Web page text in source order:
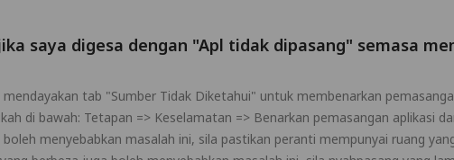
saya digesa dengan "Apl tidak dipasang" semasa
tab "Sumber Tidak Diketahui" untuk membenarkan
di bawah: Tetapan => Keselamatan => Benarkan pemasangan aplikasi
menyebabkan masalah ini, sila pastikan peranti mempunyai ruang